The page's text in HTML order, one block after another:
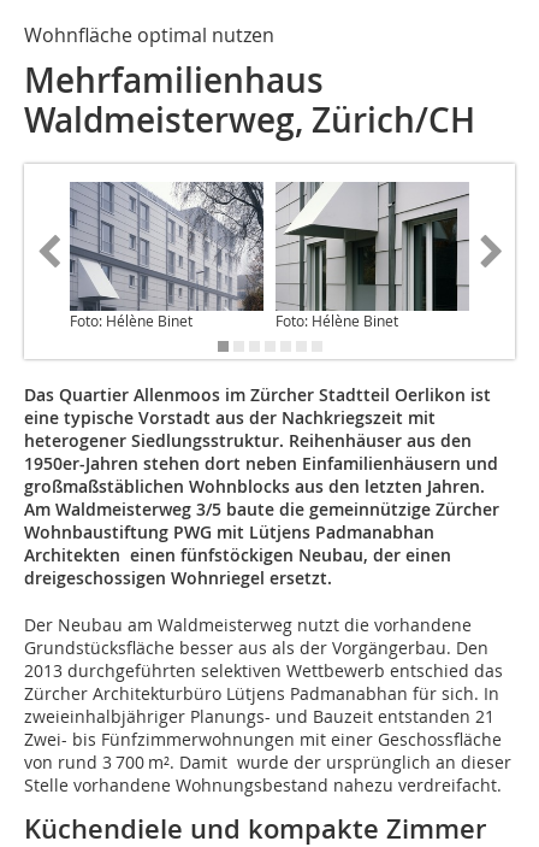
Wohnfläche optimal nutzen
Mehrfamilienhaus
Waldmeisterweg, Zürich/CH
Foto: Hélène Binet Foto: Hélène Binet
Das Quartier Allenmoos im Zürcher Stadtteil Oerlikon ist
eine typische Vorstadt aus der Nachkriegszeit mit
heterogener Siedlungsstruktur. Reihenhäuser aus den
1950er-Jahren stehen dort neben Einfamilienhäusern und
großmaßstäblichen Wohnblocks aus den letzten Jahren.
Am Waldmeisterweg 3/5 baute die gemeinnützige Zürcher
Wohnbaustiftung PWG mit Lütjens Padmanabhan
Architekten einen fünfstöckigen Neubau, der einen
dreigeschossigen Wohnriegel ersetzt.
Der Neubau am Waldmeisterweg nutzt die vorhandene
Grundstücksfläche besser aus als der Vorgängerbau. Den
2013 durchgeführten selektiven Wettbewerb entschied das
Zürcher Architekturbüro Lütjens Padmanabhan für sich. In
zweieinhalbjähriger Planungs- und Bauzeit entstanden 21
Zwei- bis Fünfzimmerwohnungen mit einer Geschossfläche
von rund 3 700 m². Damit wurde der ursprünglich an dieser
Stelle vorhandene Wohnungsbestand nahezu verdreifacht.
Küchendiele und kompakte Zimmer